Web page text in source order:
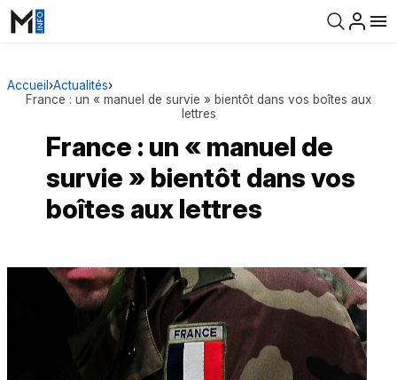
Accueil ›Actualités›
France : un « manuel de survie » bientôt dans vos boîtes aux
lettres
France : un « manuel de
survie » bientôt dans vos
boîtes aux lettres